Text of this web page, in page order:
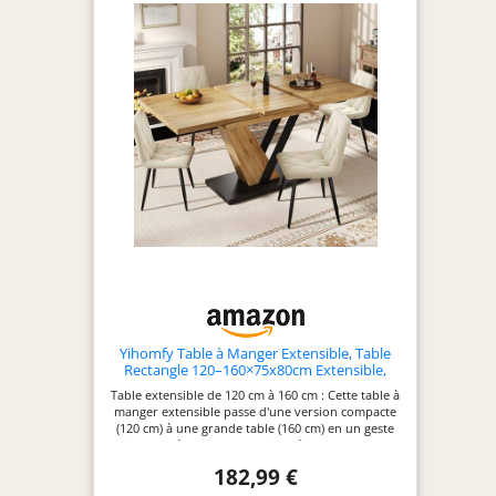
fabriquée en Italie
qui garantit une
qualité de
construction et
une attention aux
détails
Yihomfy Table à Manger Extensible, Table
Rectangle 120–160×75x80cm Extensible,
Table de Cuisine pour 6-8 Personnes, pour
Cuisine Salon et Bureau, Bois MDF Effet Bois,
Couleur Bois
Table extensible de 120 cm à 160 cm : Cette table à
manger extensible passe d'une version compacte
(120 cm) à une grande table (160 cm) en un geste
simple. Idéale pour les petits déjeuners rapides
personnes en version repliée, jusqu'à 6 personnes
182,99 €